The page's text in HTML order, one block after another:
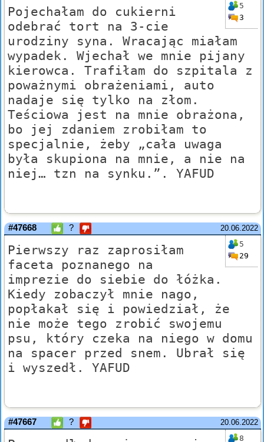
5
3
Pojechałam do cukierni
odebrać tort na 3-cie
urodziny syna. Wracając miałam
wypadek. Wjechał we mnie pijany
kierowca. Trafiłam do szpitala z
poważnymi obrażeniami, auto
nadaje się tylko na złom.
Teściowa jest na mnie obrażona,
bo jej zdaniem zrobiłam to
specjalnie, żeby „cała uwaga
była skupiona na mnie, a nie na
niej… tzn na synku.”. YAFUD
20.06.2022
#47668 ?
5
29
Pierwszy raz zaprosiłam
faceta poznanego na
imprezie do siebie do łóżka.
Kiedy zobaczył mnie nago,
popłakał się i powiedział, że
nie może tego zrobić swojemu
psu, który czeka na niego w domu
na spacer przed snem. Ubrał się
i wyszedł. YAFUD
20.06.2022
#47667 ?
8